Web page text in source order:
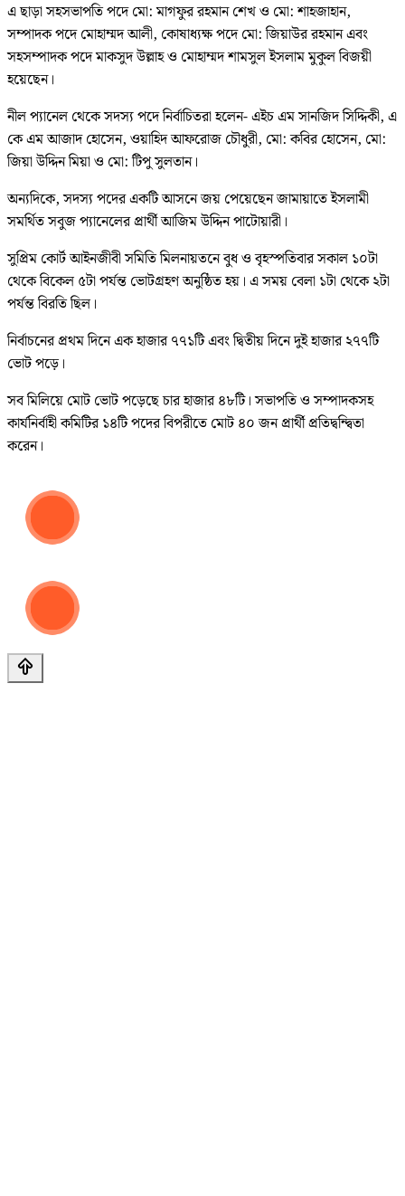
এ ছাড়া সহসভাপতি পদে মো: মাগফুর রহমান শেখ ও মো: শাহজাহান,
সম্পাদক পদে মোহাম্মদ আলী, কোষাধ্যক্ষ পদে মো: জিয়াউর রহমান এবং
সহসম্পাদক পদে মাকসুদ উল্লাহ ও মোহাম্মদ শামসুল ইসলাম মুকুল বিজয়ী
হয়েছেন।
নীল প্যানেল থেকে সদস্য পদে নির্বাচিতরা হলেন- এইচ এম সানজিদ সিদ্দিকী, এ
কে এম আজাদ হোসেন, ওয়াহিদ আফরোজ চৌধুরী, মো: কবির হোসেন, মো:
জিয়া উদ্দিন মিয়া ও মো: টিপু সুলতান।
অন্যদিকে, সদস্য পদের একটি আসনে জয় পেয়েছেন জামায়াতে ইসলামী
সমর্থিত সবুজ প্যানেলের প্রার্থী আজিম উদ্দিন পাটোয়ারী।
সুপ্রিম কোর্ট আইনজীবী সমিতি মিলনায়তনে বুধ ও বৃহস্পতিবার সকাল ১০টা
থেকে বিকেল ৫টা পর্যন্ত ভোটগ্রহণ অনুষ্ঠিত হয়। এ সময় বেলা ১টা থেকে ২টা
পর্যন্ত বিরতি ছিল।
নির্বাচনের প্রথম দিনে এক হাজার ৭৭১টি এবং দ্বিতীয় দিনে দুই হাজার ২৭৭টি
ভোট পড়ে।
সব মিলিয়ে মোট ভোট পড়েছে চার হাজার ৪৮টি। সভাপতি ও সম্পাদকসহ
কার্যনির্বাহী কমিটির ১৪টি পদের বিপরীতে মোট ৪০ জন প্রার্থী প্রতিদ্বন্দ্বিতা
করেন।